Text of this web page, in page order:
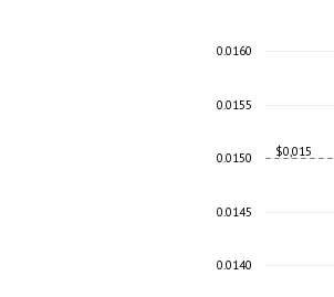
$0,015
0.0140
0.0145
0.0150
0.0155
0.0160